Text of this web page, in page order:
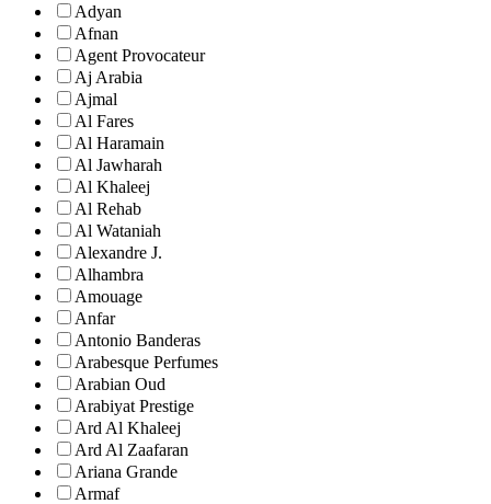
Adyan
Afnan
Agent Provocateur
Aj Arabia
Ajmal
Al Fares
Al Haramain
Al Jawharah
Al Khaleej
Al Rehab
Al Wataniah
Alexandre J.
Alhambra
Amouage
Anfar
Antonio Banderas
Arabesque Perfumes
Arabian Oud
Arabiyat Prestige
Ard Al Khaleej
Ard Al Zaafaran
Ariana Grande
Armaf